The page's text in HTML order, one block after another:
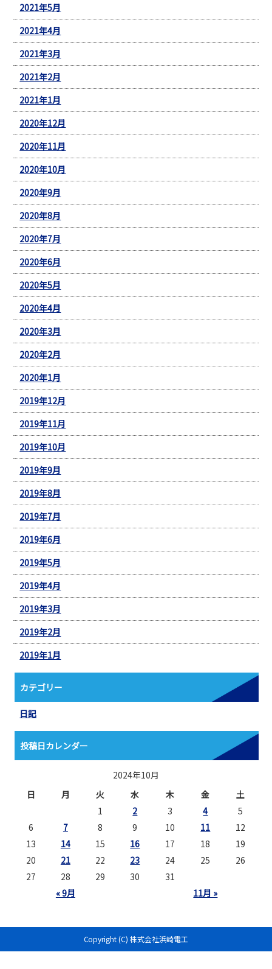
2021年5月
2021年4月
2021年3月
2021年2月
2021年1月
2020年12月
2020年11月
2020年10月
2020年9月
2020年8月
2020年7月
2020年6月
2020年5月
2020年4月
2020年3月
2020年2月
2020年1月
2019年12月
2019年11月
2019年10月
2019年9月
2019年8月
2019年7月
2019年6月
2019年5月
2019年4月
2019年3月
2019年2月
2019年1月
カテゴリー
日記
投稿日カレンダー
2024年10月
日
月 火 水 木 金 土
« 9月 11月 »
1 2 3 4
5
6
7 8 9 10 11
12
13
14 15 16 17 18
19
20
21 22 23 24 25
26
27
28 29 30 31
Copyright (C) 株式会社浜崎電工